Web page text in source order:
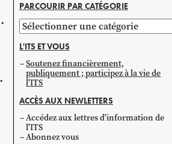
PARCOURIR PAR CATÉGORIE
Parcourir
par
catégorie
L'ITS ET VOUS
Soutenez financièrement,
publiquement ; participez à la vie de
l'ITS
ACCÈS AUX NEWLETTERS
Accédez aux lettres d'information de
l'ITS
Abonnez vous